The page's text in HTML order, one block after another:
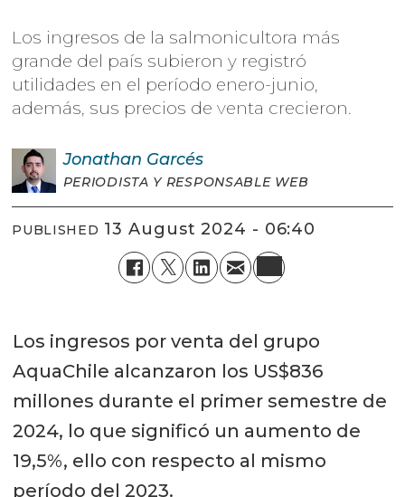
Los ingresos de la salmonicultora más
grande del país subieron y registró
utilidades en el período enero-junio,
además, sus precios de venta crecieron.
Jonathan Garcés
PERIODISTA Y RESPONSABLE WEB
PUBLISHED 13 August 2024 - 06:40
Los ingresos por venta del grupo
AquaChile alcanzaron los US$836
millones durante el primer semestre de
2024, lo que significó un aumento de
19,5%, ello con respecto al mismo
período del 2023.